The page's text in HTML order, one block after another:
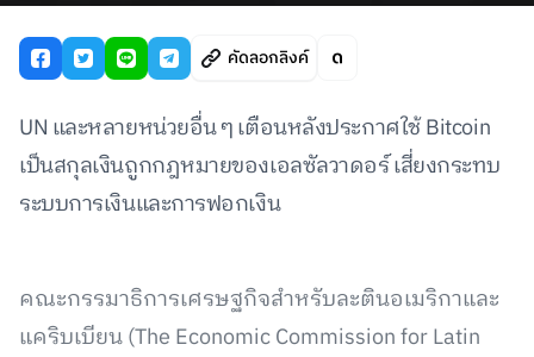
คัดลอกลิงค์
UN และหลายหน่วยอื่น ๆ เตือนหลังประกาศใช้ Bitcoin
เป็นสกุลเงินถูกกฎหมายของเอลซัลวาดอร์ เสี่ยงกระทบ
ระบบการเงินและการฟอกเงิน
คณะกรรมาธิการเศรษฐกิจสำหรับละตินอเมริกาและ
แคริบเบียน (The Economic Commission for Latin